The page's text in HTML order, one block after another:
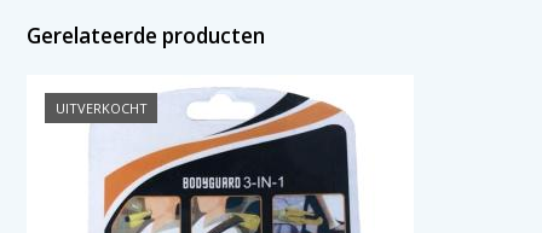
Gerelateerde producten
UITVERKOCHT